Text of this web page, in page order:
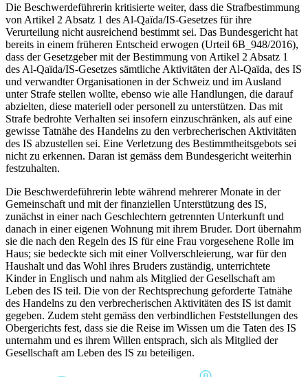
Die Beschwerdeführerin kritisierte weiter, dass die Strafbestimmung
von Artikel 2 Absatz 1 des Al-Qaïda/IS-Gesetzes für ihre
Verurteilung nicht ausreichend bestimmt sei. Das Bundesgericht hat
bereits in einem früheren Entscheid erwogen (Urteil 6B_948/2016),
dass der Gesetzgeber mit der Bestimmung von Artikel 2 Absatz 1
des Al-Qaïda/IS-Gesetzes sämtliche Aktivitäten der Al-Qaïda, des IS
und verwandter Organisationen in der Schweiz und im Ausland
unter Strafe stellen wollte, ebenso wie alle Handlungen, die darauf
abzielten, diese materiell oder personell zu unterstützen. Das mit
Strafe bedrohte Verhalten sei insofern einzuschränken, als auf eine
gewisse Tatnähe des Handelns zu den verbrecherischen Aktivitäten
des IS abzustellen sei. Eine Verletzung des Bestimmtheitsgebots sei
nicht zu erkennen. Daran ist gemäss dem Bundesgericht weiterhin
festzuhalten.
Die Beschwerdeführerin lebte während mehrerer Monate in der
Gemeinschaft und mit der finanziellen Unterstützung des IS,
zunächst in einer nach Geschlechtern getrennten Unterkunft und
danach in einer eigenen Wohnung mit ihrem Bruder. Dort übernahm
sie die nach den Regeln des IS für eine Frau vorgesehene Rolle im
Haus; sie bedeckte sich mit einer Vollverschleierung, war für den
Haushalt und das Wohl ihres Bruders zuständig, unterrichtete
Kinder in Englisch und nahm als Mitglied der Gesellschaft am
Leben des IS teil. Die von der Rechtsprechung geforderte Tatnähe
des Handelns zu den verbrecherischen Aktivitäten des IS ist damit
gegeben. Zudem steht gemäss den verbindlichen Feststellungen des
Obergerichts fest, dass sie die Reise im Wissen um die Taten des IS
unternahm und es ihrem Willen entsprach, sich als Mitglied der
Gesellschaft am Leben des IS zu beteiligen.